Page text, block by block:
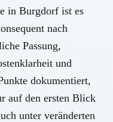
in Burgdorf ist es
nach
Passung,
und
dokumentiert,
auf den ersten Blick
unter veränderten